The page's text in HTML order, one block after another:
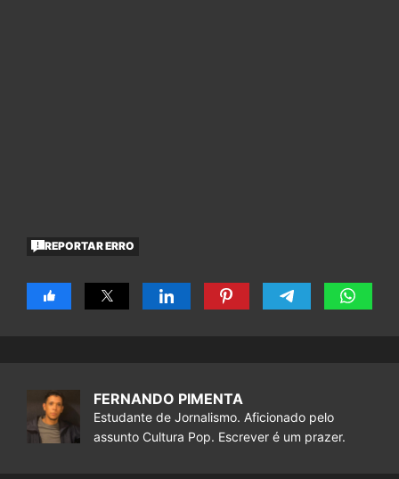
REPORTAR ERRO
FERNANDO PIMENTA
Estudante de Jornalismo. Aficionado pelo
assunto Cultura Pop. Escrever é um prazer.